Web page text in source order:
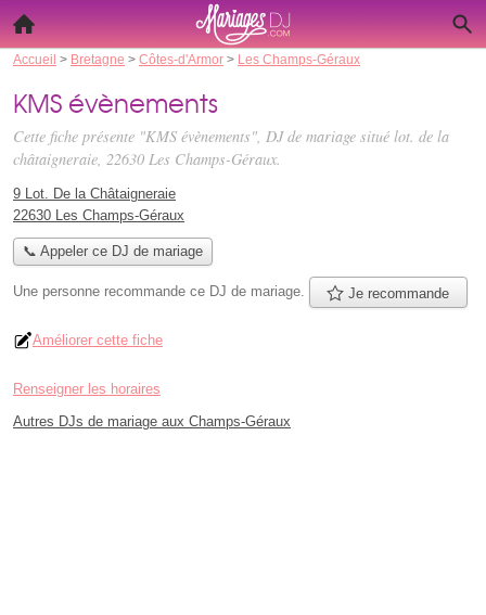
Accueil > Bretagne > Côtes-d'Armor > Les Champs-Géraux
KMS évènements
Cette fiche présente "KMS évènements", DJ de mariage situé lot. de la
châtaigneraie, 22630 Les Champs-Géraux.
9 Lot. De la Châtaigneraie
22630 Les Champs-Géraux
📞 Appeler ce DJ de mariage
Une personne recommande ce DJ de mariage. Je recommande
Améliorer cette fiche
Renseigner les horaires
Autres DJs de mariage aux Champs-Géraux